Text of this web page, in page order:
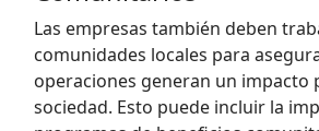
Las empresas también deben
comunidades locales para
operaciones generan un impacto
sociedad. Esto puede incluir la